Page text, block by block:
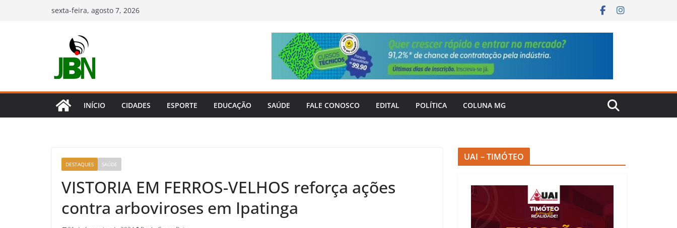
sexta-feira, agosto 7, 2026
INÍCIO CIDADES ESPORTE EDUCAÇÃO SAÚDE FALE CONOSCO EDITAL POLÍTICA COLUNA MG
DESTAQUES SAÚDE
VISTORIA EM FERROS-VELHOS reforça ações
contra arboviroses em Ipatinga
UAI – TIMÓTEO